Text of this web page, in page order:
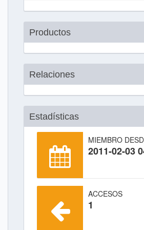
Productos
Relaciones
Estadísticas
MIEMBRO
2011-02-03
ACCESOS
1